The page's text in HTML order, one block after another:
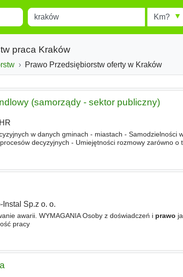
Miejscowość Radius
praca Kraków
Prawo Przedsiębiorstw oferty w Kraków
(samorządy - sektor publiczny)
w danych gminach - miastach - Samodzielności
decyzyjnych - Umiejętności rozmowy zarówno o
Instal Sp.z o. o.
awarii. WYMAGANIA Osoby z doświadczeń i prawo
pracy